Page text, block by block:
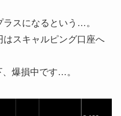
スになるという…。
スキャルピング口座へ
爆損中です…。